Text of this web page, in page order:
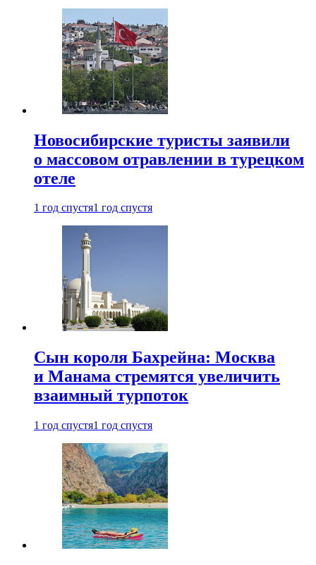
Новосибирские туристы заявили
о массовом отравлении в турецком
отеле
1 год спустя1 год спустя
Сын короля Бахрейна: Москва
и Манама стремятся увеличить
взаимный турпоток
1 год спустя1 год спустя